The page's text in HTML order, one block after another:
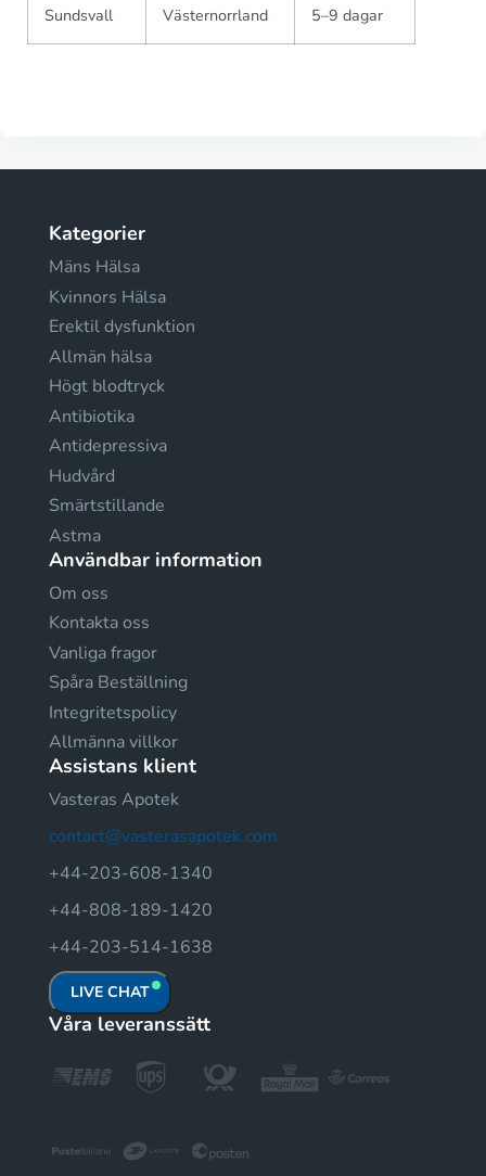
Sundsvall Västernorrland 5–9 dagar
Kategorier
Mäns Hälsa
Kvinnors Hälsa
Erektil dysfunktion
Allmän hälsa
Högt blodtryck
Antibiotika
Antidepressiva
Hudvård
Smärtstillande
Astma
Användbar information
Om oss
Kontakta oss
Vanliga fragor
Spåra Beställning
Integritetspolicy
Allmänna villkor
Assistans klient
Vasteras Apotek
contact@vasterasapotek.com
+44-203-608-1340
+44-808-189-1420
+44-203-514-1638
LIVE CHAT
Våra leveranssätt